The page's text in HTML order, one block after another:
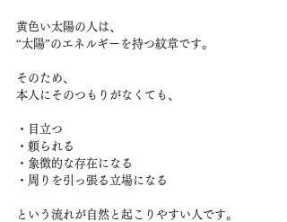
黄色い太陽の人は、
“太陽”のエネルギーを持つ紋章です。
そのため、
本人にそのつもりがなくても、
・目立つ
・頼られる
・象徴的な存在になる
・周りを引っ張る立場になる
という流れが自然と起こりやすい人です。